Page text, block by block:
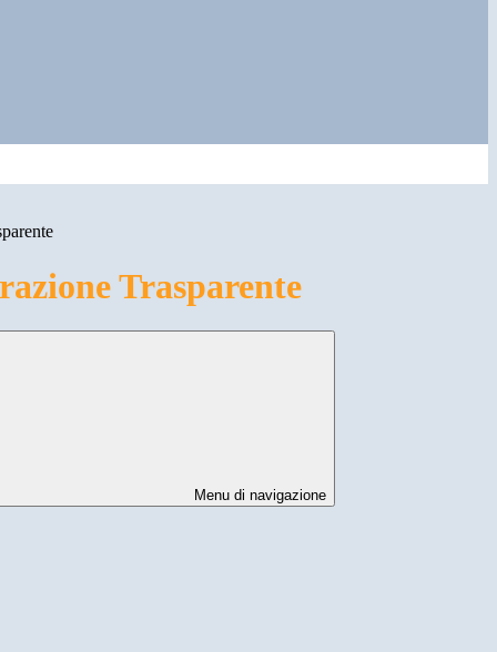
Trasparente
Menu di navigazione